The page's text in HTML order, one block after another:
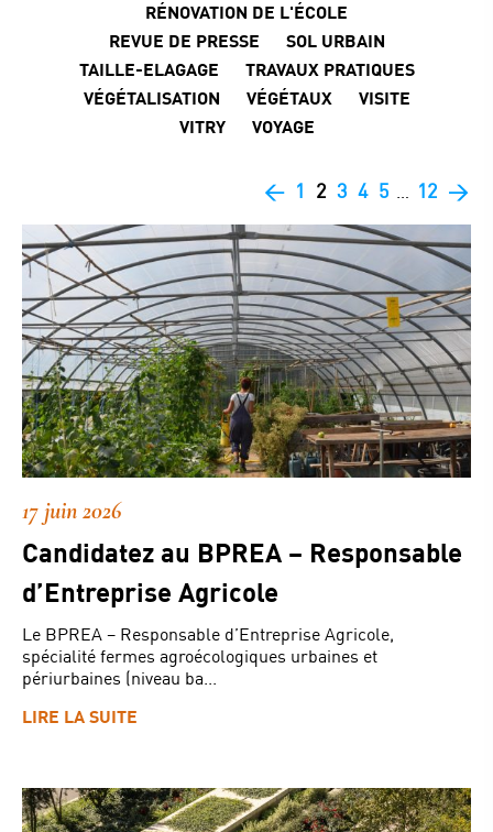
RÉNOVATION DE L'ÉCOLE
REVUE DE PRESSE
SOL URBAIN
TAILLE-ELAGAGE
TRAVAUX PRATIQUES
VÉGÉTALISATION
VÉGÉTAUX
VISITE
VITRY
VOYAGE
< 1 2 3 4 5 12 >
17 juin 2026
Candidatez au BPREA – Responsable
d’Entreprise Agricole
Le BPREA – Responsable d’Entreprise Agricole,
spécialité fermes agroécologiques urbaines et
périurbaines (niveau ba...
LIRE LA SUITE